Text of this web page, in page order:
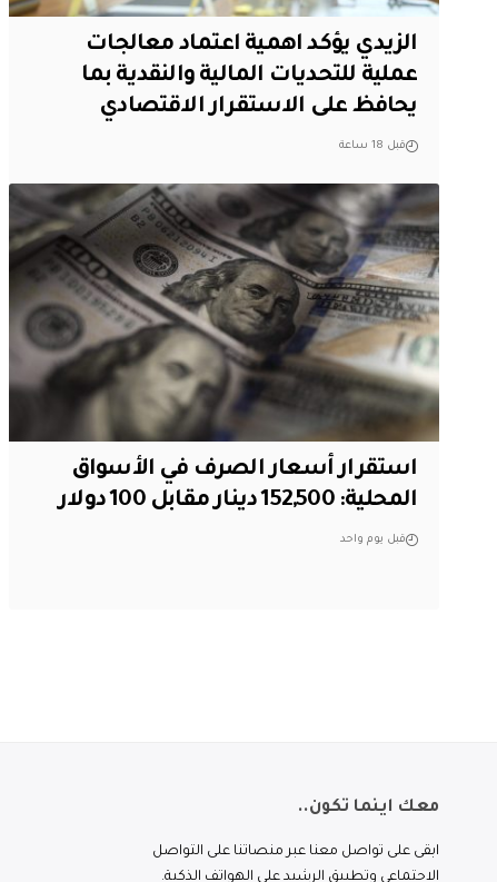
الزيدي يؤكد اهمية اعتماد معالجات
عملية للتحديات المالية والنقدية بما
يحافظ على الاستقرار الاقتصادي
قبل 18 ساعة
استقرار أسعار الصرف في الأسواق
المحلية: 152,500 دينار مقابل 100 دولار
قبل يوم واحد
معك اينما تكون..
ابقى على تواصل معنا عبر منصاتنا على التواصل
الاجتماعي وتطبيق الرشيد على الهواتف الذكية.